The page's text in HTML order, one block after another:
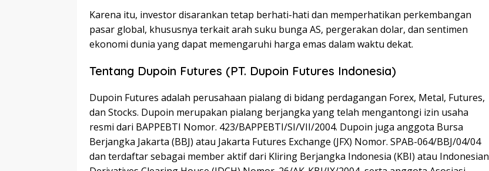
Karena itu, investor disarankan tetap berhati-hati dan memperhatikan perkembangan
pasar global, khususnya terkait arah suku bunga AS, pergerakan dolar, dan sentimen
ekonomi dunia yang dapat memengaruhi harga emas dalam waktu dekat.
Tentang Dupoin Futures (PT. Dupoin Futures Indonesia)
Dupoin Futures adalah perusahaan pialang di bidang perdagangan Forex, Metal, Futures,
dan Stocks. Dupoin merupakan pialang berjangka yang telah mengantongi izin usaha
resmi dari BAPPEBTI Nomor. 423/BAPPEBTI/SI/VII/2004. Dupoin juga anggota Bursa
Berjangka Jakarta (BBJ) atau Jakarta Futures Exchange (JFX) Nomor. SPAB-064/BBJ/04/04
dan terdaftar sebagai member aktif dari Kliring Berjangka Indonesia (KBI) atau Indonesian